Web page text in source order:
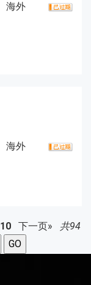
海外
海外
10 下一页»
共94